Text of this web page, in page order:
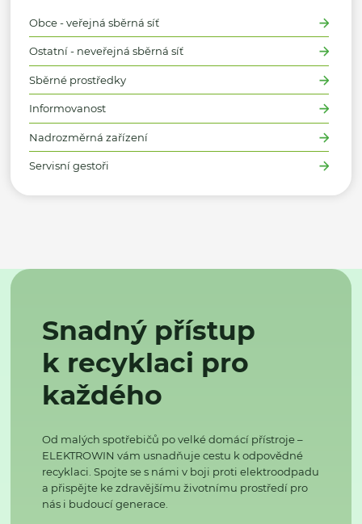
Obce - veřejná sběrná síť
Ostatní - neveřejná sběrná síť
Sběrné prostředky
Informovanost
Nadrozměrná zařízení
Servisní gestoři
Snadný přístup
k recyklaci pro
každého
Od malých spotřebičů po velké domácí přístroje –
ELEKTROWIN vám usnadňuje cestu k odpovědné
recyklaci. Spojte se s námi v boji proti elektroodpadu
a přispějte ke zdravějšímu životnímu prostředí pro
nás i budoucí generace.